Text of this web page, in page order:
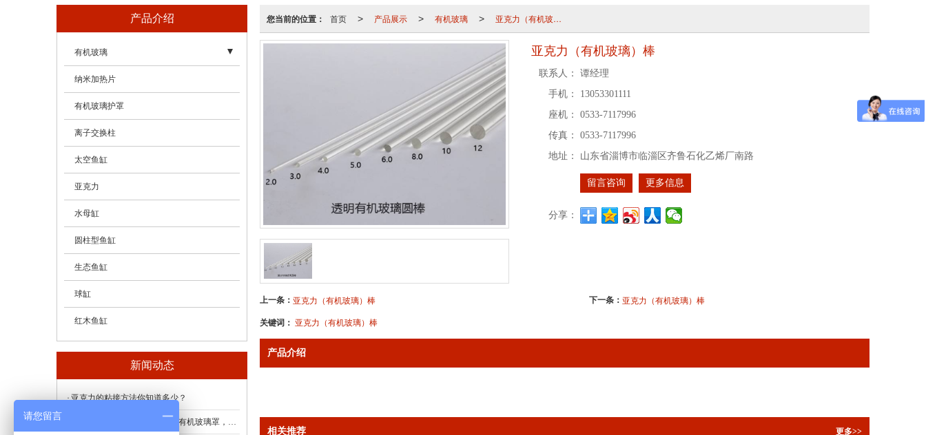
您当前的位置： 首页 > 产品展示 > 有机玻璃 > 亚克力（有机玻璃）棒
亚克力（有机玻璃）棒
联系人：
谭经理
手机：
13053301111
座机：
0533-7117996
传真：
0533-7117996
地址：
山东省淄博市临淄区齐鲁石化乙烯厂南路
留言咨询 更多信息
分享：
上一条： 亚克力（有机玻璃）棒 下一条： 亚克力（有机玻璃）棒
关键词： 亚克力（有机玻璃）棒
产品介绍
相关推荐 更多>>
产品介绍
有机玻璃
- 亚克力（有机玻璃）工艺品
- 亚克力（有机玻璃）管
- 亚克力（有机玻璃）棒
- 亚克力（有机玻璃）板
纳米加热片
有机玻璃护罩
离子交换柱
太空鱼缸
亚克力
水母缸
圆柱型鱼缸
生态鱼缸
球缸
红木鱼缸
新闻动态
亚克力的粘接方法你知道多少？
请您留言